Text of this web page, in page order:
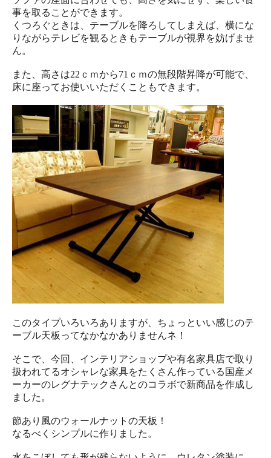
事を取ることができます。
くつろぐときは、テーブルを降ろしてしまえば、横にな
りながらテレビを観るときもテーブルが視界を妨げませ
ん。
また、高さは22ｃｍから71ｃｍの無段階昇降が可能で、
床に座ってお使いいただくこともできます。
このタイプいろいろありますが、ちょっといい感じのテ
ーブル天板ってなかなかありませんネ！
そこで、今回、インテリアショップや有名家具店で取り
扱われてるオシャレな家具をたくさん作っている国産メ
ーカーのレグナテックさんとのコラボで新商品を作成し
ました。
節あり風のウォールナットの天板！
なるべくシンプルに作りました。